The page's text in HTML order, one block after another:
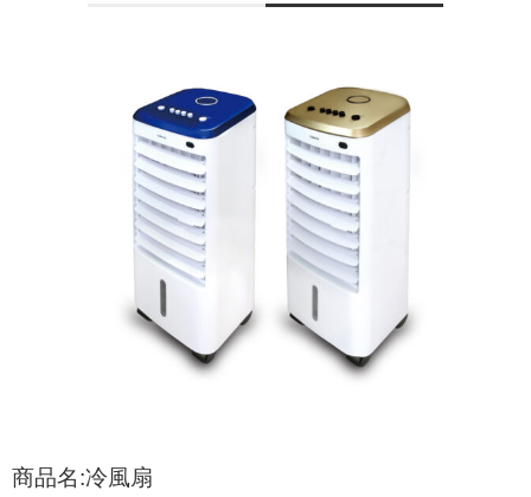
商品名:冷風扇